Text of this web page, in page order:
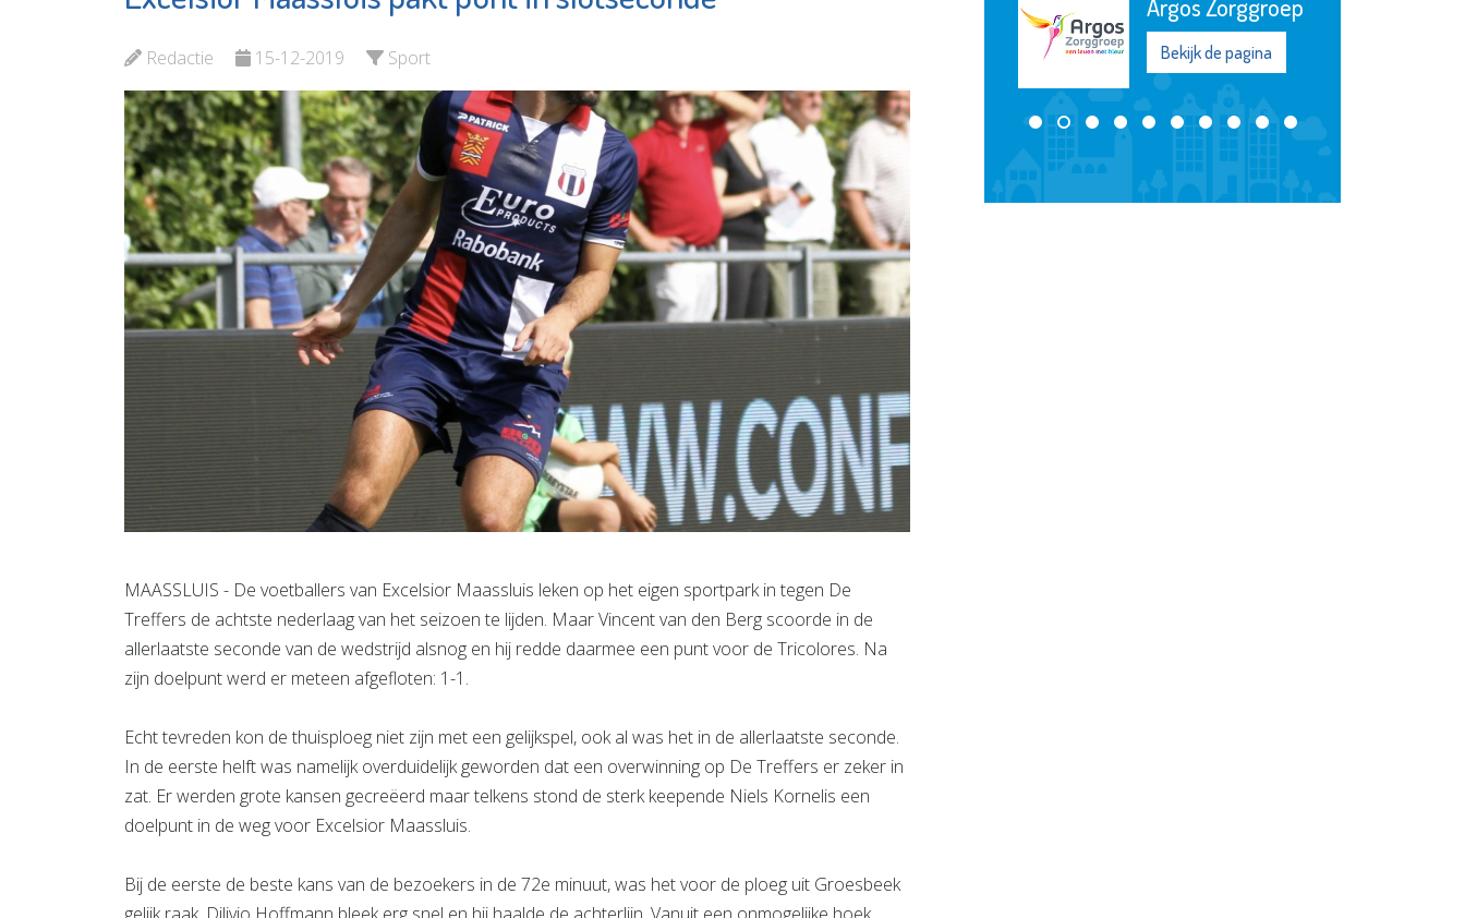
Redactie 15-12-2019 Sport
MAASSLUIS - De voetballers van Excelsior Maassluis leken op het eigen sportpark in tegen De
Treffers de achtste nederlaag van het seizoen te lijden. Maar Vincent van den Berg scoorde in de
allerlaatste seconde van de wedstrijd alsnog en hij redde daarmee een punt voor de Tricolores. Na
zijn doelpunt werd er meteen afgefloten: 1-1.
Echt tevreden kon de thuisploeg niet zijn met een gelijkspel, ook al was het in de allerlaatste seconde.
In de eerste helft was namelijk overduidelijk geworden dat een overwinning op De Treffers er zeker in
zat. Er werden grote kansen gecreëerd maar telkens stond de sterk keepende Niels Kornelis een
doelpunt in de weg voor Excelsior Maassluis.
Bij de eerste de beste kans van de bezoekers in de 72e minuut, was het voor de ploeg uit Groesbeek
Bekijk de pagina
Argos Zorggroep
Elckerlyc